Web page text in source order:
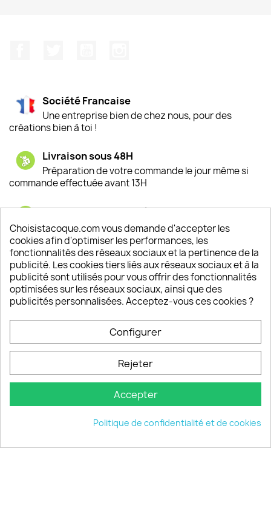
Société Francaise
Une entreprise bien de chez nous, pour des
créations bien à toi !
Livraison sous 48H
Préparation de votre commande le jour même si
commande effectuée avant 13H
Satisfaction de nos clients
Depuis 2009, entre 92% et 94% de nos clients
sont satisfaits de nos produits
Un SAV à votre écoute
Notre SAV est disponible 6/7J de 10h à 18H
keyboard_arrow_down
© 2026 - choisistacoque.com
Choisistacoque.com vous demande d'accepter les
cookies afin d'optimiser les performances, les
fonctionnalités des réseaux sociaux et la pertinence de la
publicité. Les cookies tiers liés aux réseaux sociaux et à la
publicité sont utilisés pour vous offrir des fonctionnalités
optimisées sur les réseaux sociaux, ainsi que des
publicités personnalisées. Acceptez-vous ces cookies ?
Configurer
Rejeter
Accepter
Politique de confidentialité et de cookies